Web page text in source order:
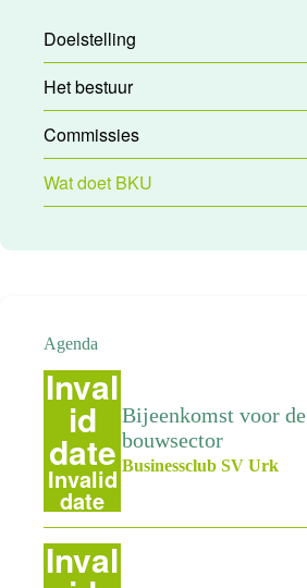
Doelstelling
Het bestuur
Commissies
Wat doet BKU
Agenda
Inval
id
date
Invalid
date
Bijeenkomst voor de
bouwsector
Businessclub SV Urk
Inval